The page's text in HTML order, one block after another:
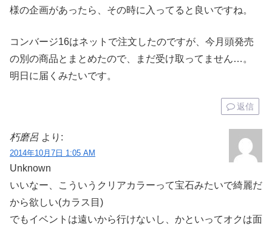
様の企画があったら、その時に入ってると良いですね。
コンバージ16はネットで注文したのですが、今月頭発売
の別の商品とまとめたので、まだ受け取ってません…。
明日に届くみたいです。
返信
朽磨呂 より:
2014年10月7日 1:05 AM
Unknown
いいなー、こういうクリアカラーって宝石みたいで綺麗だ
から欲しい(カラス目)
でもイベントは遠いから行けないし、かといってオクは面